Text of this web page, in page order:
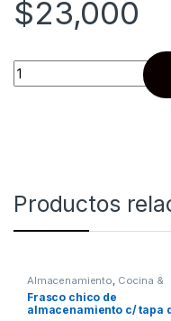
$23,000
Quantity
Productos
Almacenamiento, Cocina &
Comedor
Frasco chico de
almacenamiento c/ tapa